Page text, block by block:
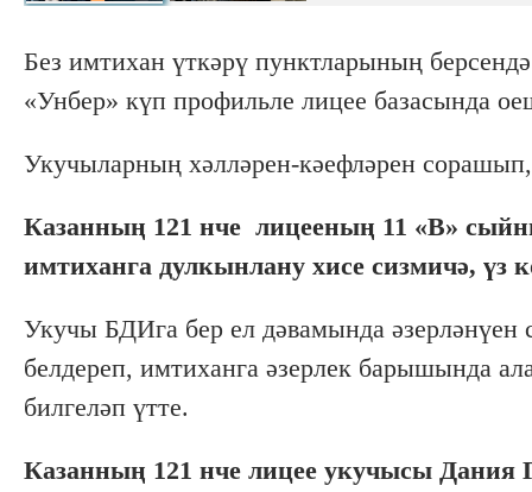
Без имтихан үткәрү пунктларының
«Унбер» күп профильле лицее базасында
Укучыларның хәлләрен-кәефләрен
Казанның 121 нче лицееның 11 «В»
имтиханга дулкынлану хисе сизмичә,
Укучы БДИга бер ел дәвамында әзерләнүен
белдереп, имтиханга әзерлек барышында
билгеләп үтте.
Казанның 121 нче лицее укучысы Дания